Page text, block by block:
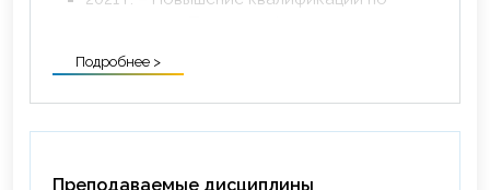
по дополнительной профессиональной
2021 г. – Повышение квалификации по
технологии в работе с населением в
Подробнее >
Преподаваемые дисциплины